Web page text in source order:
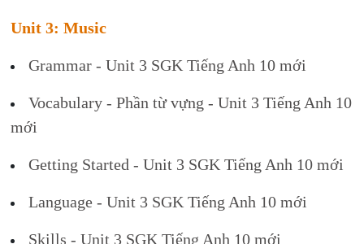
Unit 3: Music
Grammar - Unit 3 SGK Tiếng Anh 10 mới
Vocabulary - Phần từ vựng - Unit 3 Tiếng Anh 10
mới
Getting Started - Unit 3 SGK Tiếng Anh 10 mới
Language - Unit 3 SGK Tiếng Anh 10 mới
Skills - Unit 3 SGK Tiếng Anh 10 mới